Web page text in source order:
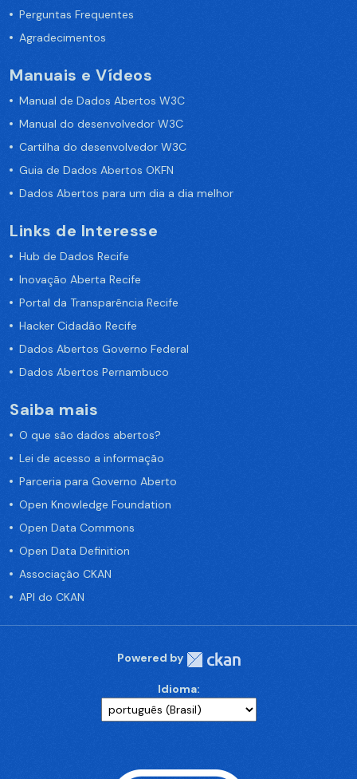
Perguntas Frequentes
Agradecimentos
Manuais e Vídeos
Manual de Dados Abertos W3C
Manual do desenvolvedor W3C
Cartilha do desenvolvedor W3C
Guia de Dados Abertos OKFN
Dados Abertos para um dia a dia melhor
Links de Interesse
Hub de Dados Recife
Inovação Aberta Recife
Portal da Transparência Recife
Hacker Cidadão Recife
Dados Abertos Governo Federal
Dados Abertos Pernambuco
Saiba mais
O que são dados abertos?
Lei de acesso a informação
Parceria para Governo Aberto
Open Knowledge Foundation
Open Data Commons
Open Data Definition
Associação CKAN
API do CKAN
Powered by
Idioma